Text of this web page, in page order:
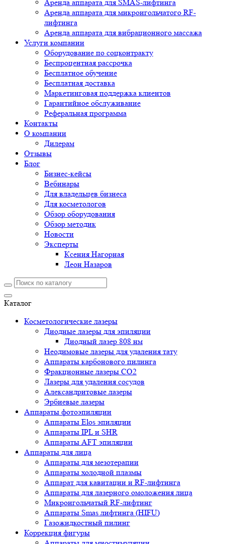
Аренда аппарата для SMAS-лифтинга
Аренда аппарата для микроигольчатого RF-
лифтинга
Аренда аппарата для вибрационного массажа
Услуги компании
Оборудование по соцконтракту
Беспроцентная рассрочка
Бесплатное обучение
Бесплатная доставка
Маркетинговая поддержка клиентов
Гарантийное обслуживание
Реферальная программа
Контакты
О компании
Дилерам
Отзывы
Блог
Бизнес-кейсы
Вебинары
Для владельцев бизнеса
Для косметологов
Обзор оборудования
Обзор методик
Новости
Эксперты
Ксения Нагорная
Леон Назаров
Каталог
Косметологические лазеры
Диодные лазеры для эпиляции
Диодный лазер 808 нм
Неодимовые лазеры для удаления тату
Аппараты карбонового пилинга
Фракционные лазеры CO2
Лазеры для удаления сосудов
Александритовые лазеры
Эрбиевые лазеры
Аппараты фотоэпиляции
Аппараты Elos эпиляции
Аппараты IPL и SHR
Аппараты AFT эпиляции
Аппараты для лица
Аппараты для мезотерапии
Аппараты холодной плазмы
Аппарат для кавитации и RF-лифтинга
Аппараты для лазерного омоложения лица
Микроигольчатый RF-лифтинг
Аппараты Smas лифтинга (HIFU)
Газожидкостный пилинг
Коррекция фигуры